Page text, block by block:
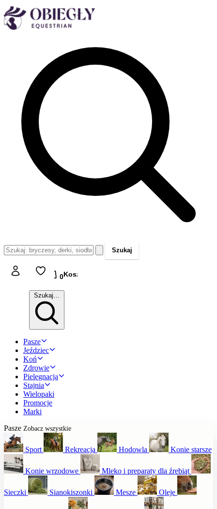
Szukaj
Koszyk 0Koszyk
Szukaj…
Pasze
Jeździec
Koń
Zdrowie
Pielęgnacja
Stajnia
Wielopaki
Promocje
Marki
Pasze Zobacz wszystkie
Sport Rekreacja Hodowla Konie starsze
Konie wrzodowe Mleko i preparaty dla źrebiąt
Sieczki Sianokiszonki Mesze Oleje